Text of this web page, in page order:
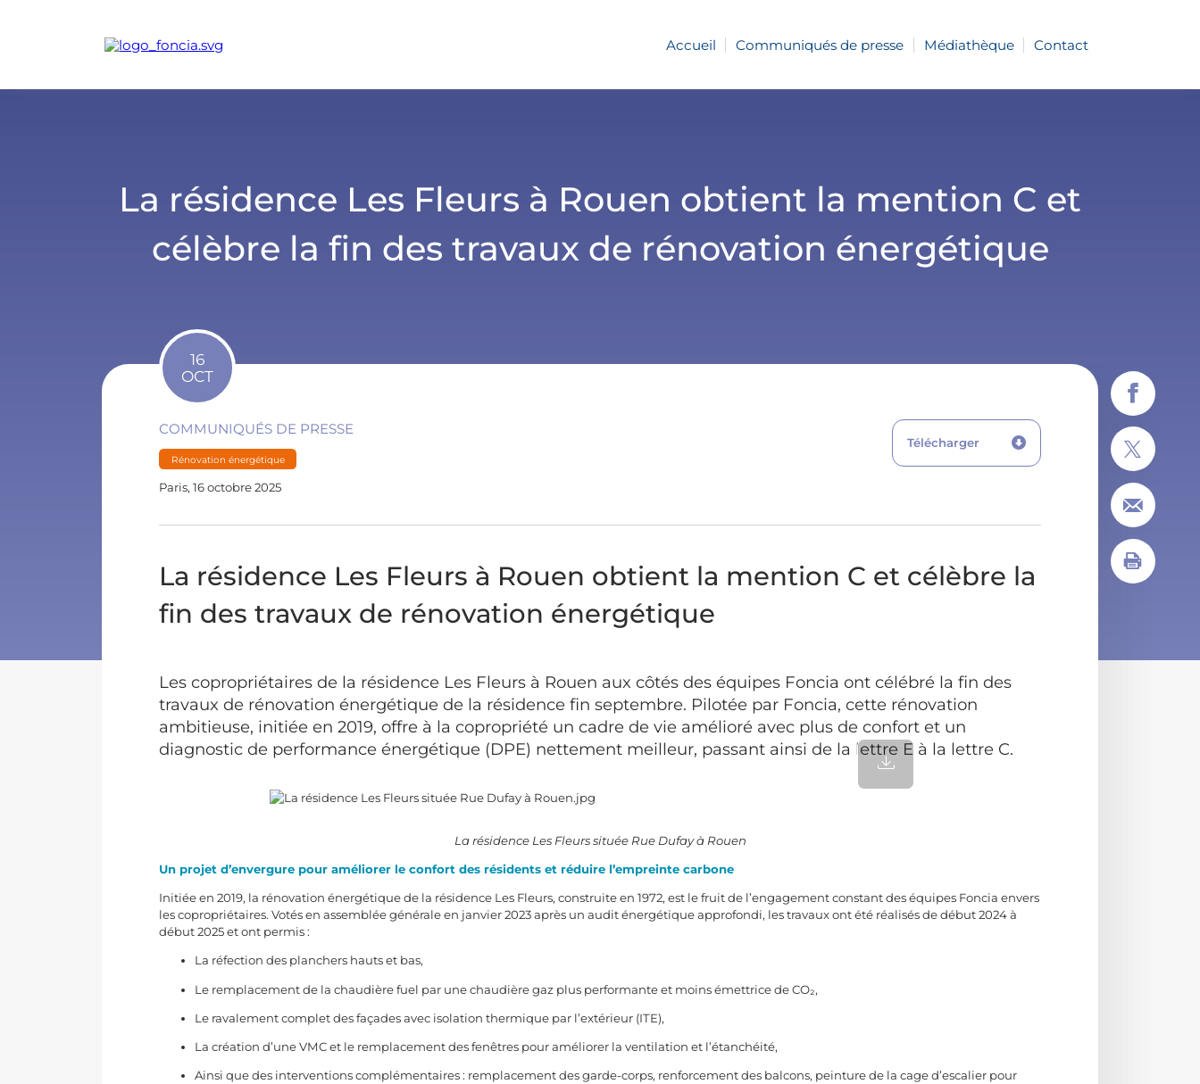
Accueil Communiqués de presse Médiathèque Contact
La résidence Les Fleurs à Rouen obtient la mention C et
célèbre la fin des travaux de rénovation énergétique
16
OCT
COMMUNIQUÉS DE PRESSE
Rénovation énergétique
Paris, 16 octobre 2025
Télécharger
La résidence Les Fleurs à Rouen obtient la mention C et célèbre la
fin des travaux de rénovation énergétique
Les copropriétaires de la résidence Les Fleurs à Rouen aux côtés des équipes Foncia ont célébré la fin des
travaux de rénovation énergétique de la résidence fin septembre. Pilotée par Foncia, cette rénovation
ambitieuse, initiée en 2019, offre à la copropriété un cadre de vie amélioré avec plus de confort et un
diagnostic de performance énergétique (DPE) nettement meilleur, passant ainsi de la lettre E à la lettre C.
La résidence Les Fleurs située Rue Dufay à Rouen
Un projet d’envergure pour améliorer le confort des résidents et réduire l’empreinte carbone
Initiée en 2019, la rénovation énergétique de la résidence Les Fleurs, construite en 1972, est le fruit de l’engagement constant des équipes Foncia envers
les copropriétaires. Votés en assemblée générale en janvier 2023 après un audit énergétique approfondi, les travaux ont été réalisés de début 2024 à
début 2025 et ont permis :
La réfection des planchers hauts et bas,
Le remplacement de la chaudière fuel par une chaudière gaz plus performante et moins émettrice de CO₂,
Le ravalement complet des façades avec isolation thermique par l’extérieur (ITE),
La création d’une VMC et le remplacement des fenêtres pour améliorer la ventilation et l’étanchéité,
Ainsi que des interventions complémentaires : remplacement des garde-corps, renforcement des balcons, peinture de la cage d’escalier pour